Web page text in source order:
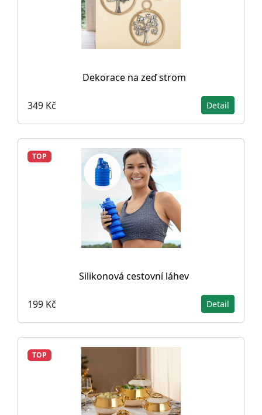
Dekorace na zeď strom
349 Kč Detail
TOP
Silikonová cestovní láhev
199 Kč Detail
TOP